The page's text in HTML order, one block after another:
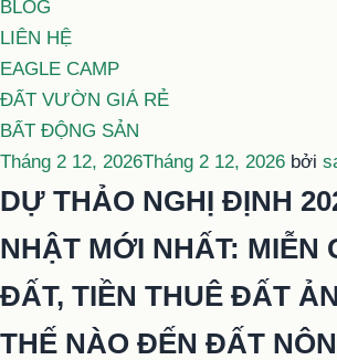
BLOG
LIÊN HỆ
EAGLE CAMP
ĐẤT VƯỜN GIÁ RẺ
BẤT ĐỘNG SẢN
Đăng
trong
Tháng 2 12, 2026Tháng 2 12, 2026 bởi
DỰ THẢO NGHỊ ĐỊNH
NHẬT MỚI NHẤT: MIỄN
ĐẤT, TIỀN THUÊ ĐẤT
THẾ NÀO ĐẾN ĐẤT